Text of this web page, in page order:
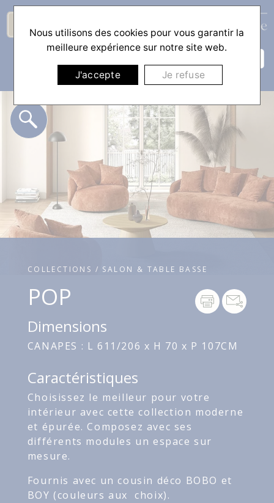
☰
COLLECTIONS / SALON & TABLE BASSE
POP
Dimensions
CANAPES : L 611/206 x H 70 x P 107CM
Caractéristiques
Choisissez le meilleur pour votre
intérieur avec cette collection moderne
et épurée. Composez avec ses
différents modules un espace sur
mesure.
Fournis avec un cousin déco BOBO et
BOY (couleurs aux choix).
Nous utilisons des cookies pour vous garantir la
meilleure expérience sur notre site web.
J'accepte Je refuse